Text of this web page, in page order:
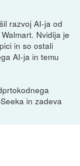
razvoj AI-ja od
Nvidija je
in so ostali
AI-ja in temu
in zadeva